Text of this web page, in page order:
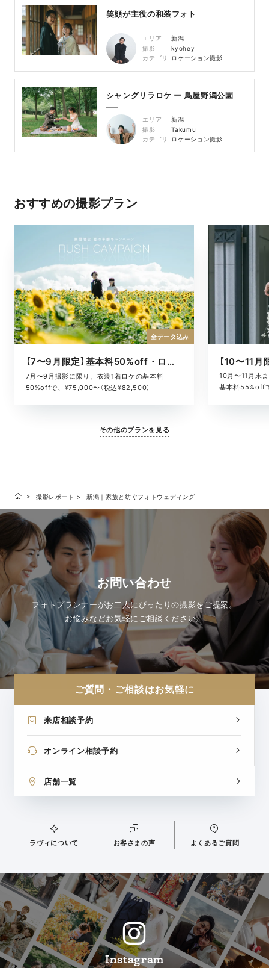
笑顔が主役の和装フォト
エリア
新潟
撮影
kyohey
カテゴリ
ロケーション撮影
シャングリラロケ ー 鳥屋野潟公園
エリア
新潟
撮影
Takumu
カテゴリ
ロケーション撮影
おすすめの撮影プラン
【7〜9月限定】基本料50%off・ロケキャンペーン
7月〜9月撮影に限り、衣装1着ロケの基本料
50%offで、¥75,000〜（税込¥82,500）
全データ込み
10月〜11月末
基本料55%off
その他のプランを見る
撮影レポート 新潟｜家族と紡ぐフォトウェディング
お問い合わせ
フォトプランナーがお二人にぴったりの撮影をご提案。
お悩みなどお気軽にご相談ください。
ご質問・ご相談はお気軽に
来店相談予約
オンライン相談予約
店舗一覧
ラヴィについて お客さまの声 よくあるご質問
Instagram